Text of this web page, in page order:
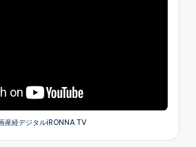
経デジタルiRONNA TV